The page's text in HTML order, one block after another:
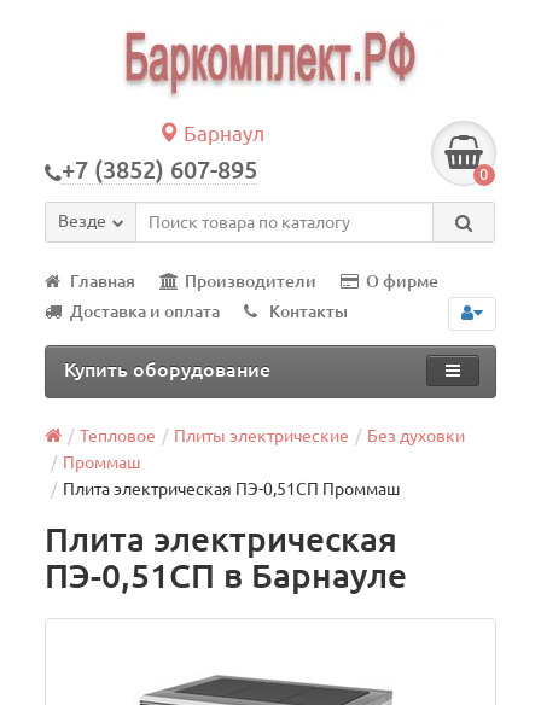
Барнаул
+7 (3852) 607-895 0
Везде
Главная Производители
О фирме
Доставка и оплата
Контакты
Купить оборудование
Тепловое Плиты электрические
Без духовки
Проммаш
Плита электрическая ПЭ-0,51СП Проммаш
Плита электрическая
ПЭ-0,51СП в Барнауле